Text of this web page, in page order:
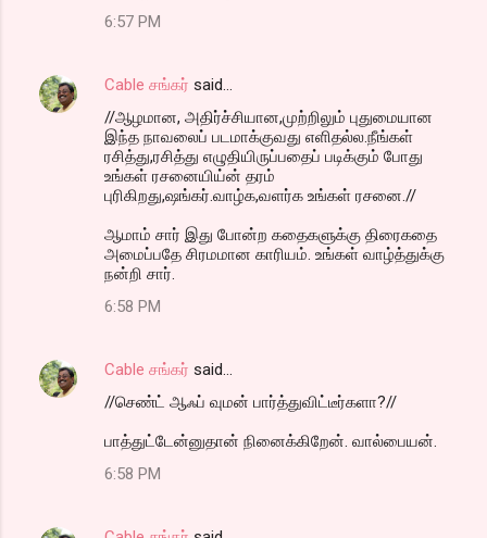
6:57 PM
Cable சங்கர் said…
//ஆழமான, அதிர்ச்சியான,முற்றிலும் புதுமையான
இந்த நாவலைப் படமாக்குவது எளிதல்ல.நீங்கள்
ரசித்து,ரசித்து எழுதியிருப்பதைப் படிக்கும் போது
உங்கள் ரசனையிய்ன் தரம்
புரிகிறது,ஷங்கர்.வாழ்க,வளர்க உங்கள் ரசனை.//
ஆமாம் சார் இது போன்ற கதைகளுக்கு திரைகதை
அமைப்பதே சிரமமான காரியம். உங்கள் வாழ்த்துக்கு
நன்றி சார்.
6:58 PM
Cable சங்கர் said…
//செண்ட் ஆஃப் வுமன் பார்த்துவிட்டீர்களா?//
பாத்துட்டேன்னுதான் நினைக்கிறேன். வால்பையன்.
6:58 PM